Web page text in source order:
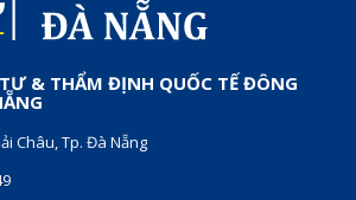
& THẨM ĐỊNH QUỐC TẾ ĐÔNG
Châu, Tp. Đà Nẵng